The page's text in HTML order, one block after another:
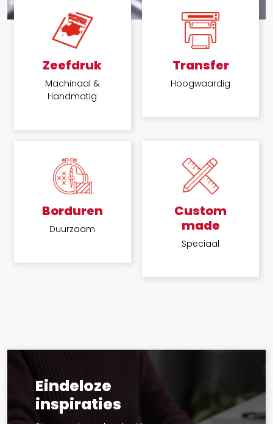
Zeefdruk
Machinaal &
Handmatig
Transfer
Hoogwaardig
Borduren
Duurzaam
Custom
made
Speciaal
Eindeloze
inspiraties